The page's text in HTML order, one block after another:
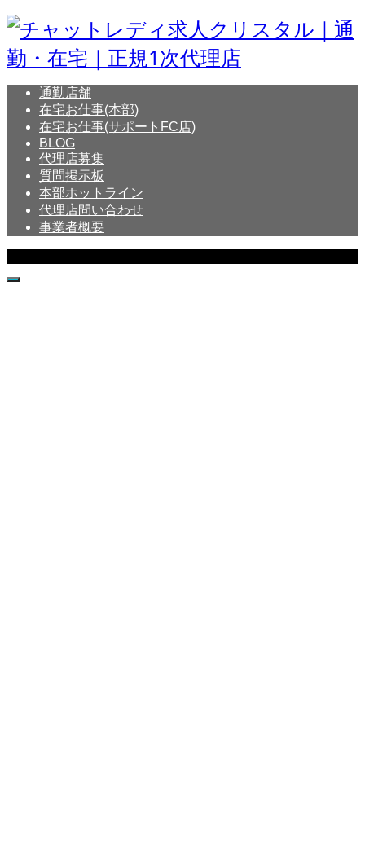
通勤店舗
在宅お仕事(本部)
在宅お仕事(サポートFC店)
BLOG
代理店募集
質問掲示板
本部ホットライン
代理店問い合わせ
事業者概要